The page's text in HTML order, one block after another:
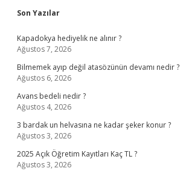
Sidebar
Son Yazılar
Kapadokya hediyelik ne alınır ?
Ağustos 7, 2026
Bilmemek ayıp değil atasözünün devamı nedir ?
Ağustos 6, 2026
Avans bedeli nedir ?
Ağustos 4, 2026
3 bardak un helvasına ne kadar şeker konur ?
Ağustos 3, 2026
2025 Açık Öğretim Kayıtları Kaç TL ?
Ağustos 3, 2026